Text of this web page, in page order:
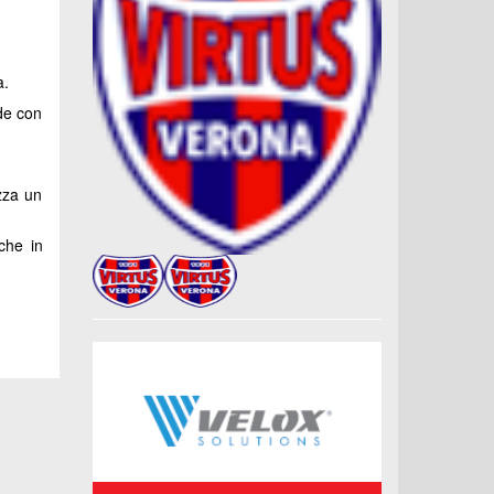
con
un
in